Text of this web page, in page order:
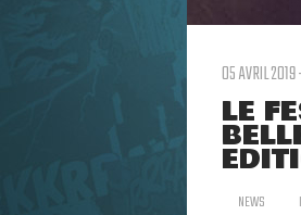
05 AVRIL
LE
NEWS